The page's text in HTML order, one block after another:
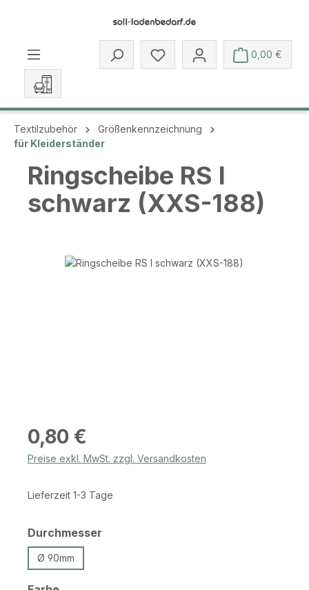
Du hast 0 Produkte auf dem
0,00 €
Textilzubehör
Größenkennzeichnung
für Kleiderständer
Ringscheibe RS I
schwarz (XXS-188)
Bildergalerie überspringen
Regulärer Preis:
0,80 €
Preise exkl. MwSt. zzgl. Versandkosten
Lieferzeit 1-3 Tage
Durchmesser
Ø 90mm